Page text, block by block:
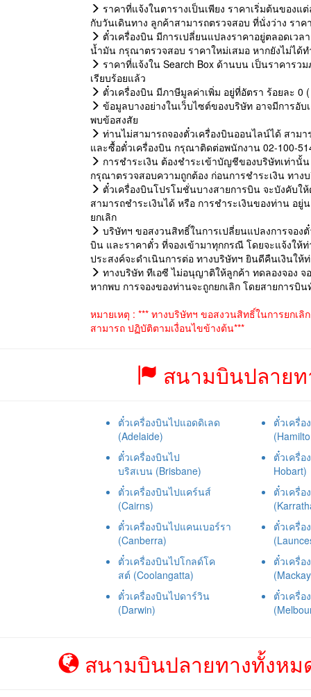
ราคาที่แจ้งในตารางเป็นเพียง ราคาเริ่มต้นของ
กับวันเดินทาง ลูกค้าสามารถตรวจสอบ ที่นั่งว่าง รา
ตั๋วเครื่องบิน มีการเปลี่ยนแปลงราคาอยู่ตลอดเว
น้ำมัน กรุณาตรวจสอบ ราคาใหม่เสมอ หากยังไม่ได้
ราคาที่แจ้งใน Search Box ด้านบน เป็นราคาร
เรียบร้อยแล้ว
ตั๋วเครื่องบิน มีภาษีมูลค่าเพิ่ม อยู่ที่อัตรา ร้อยละ 0
ข้อมูลบางอย่างในเว็บไซต์ของบริษัท อาจมีการอั
พบข้อสงสัย
ท่านไม่สามารถจองตั๋วเครื่องบินออนไลน์ได้ สาม
และซื้อตั๋วเครื่องบิน กรุณาติดต่อพนักงาน 02-100-
การชำระเงิน ต้องชำระเข้าบัญชีของบริษัทเท่า
กรุณาตรวจสอบความถูกต้อง ก่อนการชำระเงิน ทา
ตั๋วเครื่องบินโปรโมชั่นบางสายการบิน จะบังคับใ
สามารถชำระเงินได้ หรือ การชำระเงินของท่าน อ
ยกเลิก
บริษัทฯ ขอสงวนสิทธิ์ในการเปลี่ยนแปลงการจอง
บิน และราคาตั๋ว ที่จองเข้ามาทุกกรณี โดยจะแจ้งให้
ประสงค์จะดำเนินการต่อ ทางบริษัทฯ ยินดีคืนเงินให้
ทางบริษัท ทีเอซี ไม่อนุญาติให้ลูกค้า ทดลองจอง
หากพบ การจองของท่านจะถูกยกเลิก โดยสายการ
หมายเหตุ : *** ทางบริษัทฯ ขอสงวนสิทธิ์ในการยกเ
สามารถ ปฏิบัติตามเงื่อนไขข้างต้น***
สนามบินปลายท
ตั๋วเครื่องบินไปแอดดิเลด
(Adelaide)
ตั๋วเครื่อ
ตั๋วเครื่องบินไป
บริสเบน (Brisbane)
ตั๋วเครื่
Hobart)
ตั๋วเครื่องบินไปแคร์นส์
(Cairns)
ตั๋วเครื่อ
ตั๋วเครื่องบินไปแคนเบอร์รา
(Canberra)
ตั๋วเครื่
ตั๋วเครื่องบินไปโกลด์โค
สต์ (Coolangatta)
ตั๋วเครื่อ
ตั๋วเครื่องบินไปดาร์วิน
(Darwin)
ตั๋วเครื่อ
สนามบินปลายทางทั้งหม